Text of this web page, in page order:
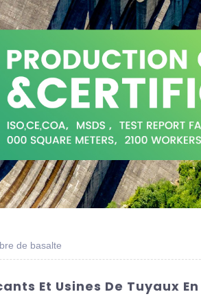
de basalte
Et Usines De Tuyaux